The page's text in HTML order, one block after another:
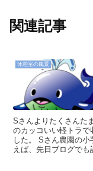
関連記事
休憩室の風景
Sさんよりたくさんた
のカッコいい軽トラで
した。 Sさん農園の
えば、先日ブログでも